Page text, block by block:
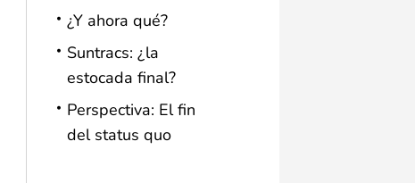
¿Y ahora qué?
Suntracs: ¿la
estocada final?
Perspectiva: El fin
del status quo